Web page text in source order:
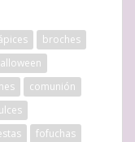
broches
comunión
fofuchas